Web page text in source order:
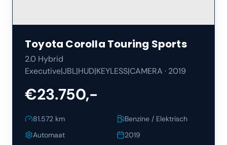
Toyota Corolla Touring Sports
2.0 Hybrid
Executive|JBL|HUD|KEYLESS|CAMERA · 2019
€23.750,-
81.572 km
Benzine / Elektrisch
Automaat
2019